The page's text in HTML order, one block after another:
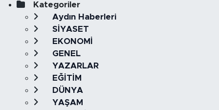
Kategoriler
Aydın Haberleri
SİYASET
EKONOMİ
GENEL
YAZARLAR
EĞİTİM
DÜNYA
YAŞAM